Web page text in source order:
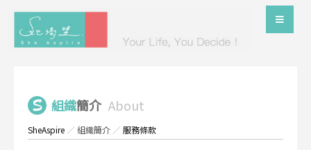
組織簡介 About
SheAspire ／組織簡介 ／服務條款